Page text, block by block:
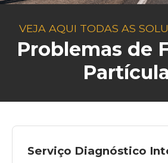
VEJA AQUI TODAS AS
Problemas de
Serviço Diagnóstico